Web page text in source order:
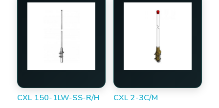
CXL 150-1LW-SS-R/H CXL 2-3C/M